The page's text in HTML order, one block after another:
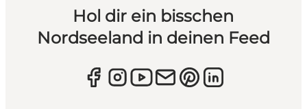
Hol dir ein bisschen
Nordseeland in deinen Feed